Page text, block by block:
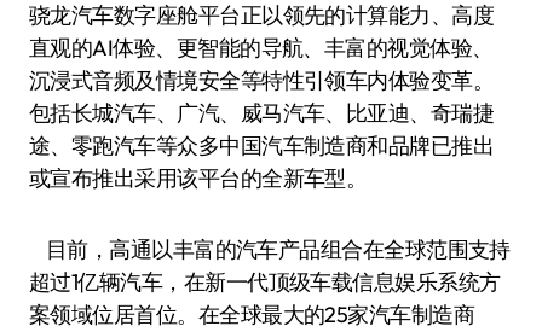
骁龙汽车数字座舱平台正以领先的计算能力、高度
直观的AI体验、更智能的导航、丰富的视觉体验、
沉浸式音频及情境安全等特性引领车内体验变革。
包括长城汽车、广汽、威马汽车、比亚迪、奇瑞捷
途、零跑汽车等众多中国汽车制造商和品牌已推出
或宣布推出采用该平台的全新车型。
目前，高通以丰富的汽车产品组合在全球范围支持
超过1亿辆汽车，在新一代顶级车载信息娱乐系统方
案领域位居首位。在全球最大的25家汽车制造商